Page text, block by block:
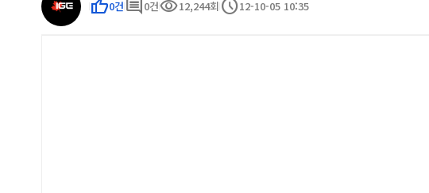
thumb_up0건 comment 0건visibility12,244회 schedule12-10-05 10:35